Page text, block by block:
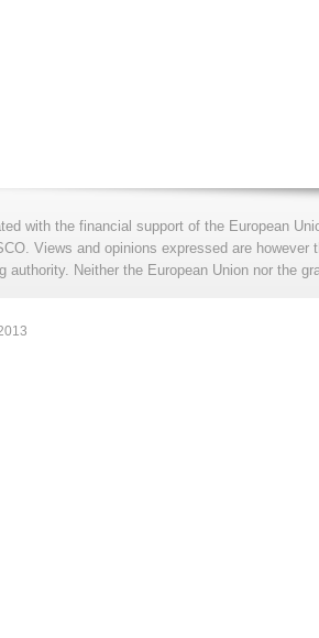
with the financial support of the European
Views and opinions expressed are
authority. Neither the European Union nor the